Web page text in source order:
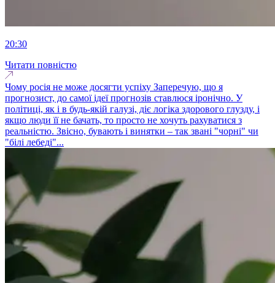
20:30
Читати повністю
Чому росія не може досягти успіху Заперечую, що я
прогнозист, до самої ідеї прогнозів ставлюся іронічно. У
політиці, як і в будь-якій галузі, діє логіка здорового глузду, і
якщо люди її не бачать, то просто не хочуть рахуватися з
реальністю. Звісно, бувають і винятки – так звані "чорні" чи
"білі лебеді"...